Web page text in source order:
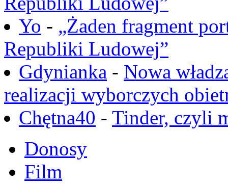
Yo - „Żaden fragment
Republiki Ludowej”
Gdynianka - Nowa
realizacji wyborczych
Chętna40 - Tinder, czyli
Donosy
Film